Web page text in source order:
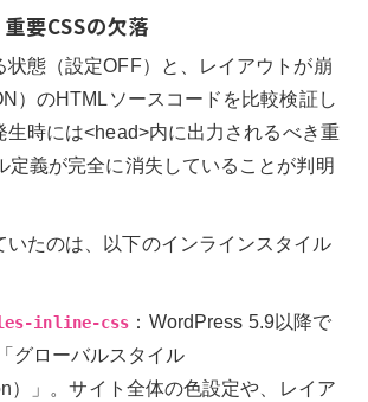
重要CSSの欠落
状態（設定OFF）と、レイアウトが崩
）のHTMLソースコードを比較検証し
生時には<head>内に出力されるべき重
定義が完全に消失していることが判明
いたのは、以下のインラインスタイル
inline-css ：WordPress 5.9以降で
グローバルスタイル
）」。サイト全体の色設定や、レイア